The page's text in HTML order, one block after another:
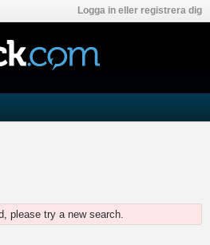
Logga in eller registrera dig
please try a new search.